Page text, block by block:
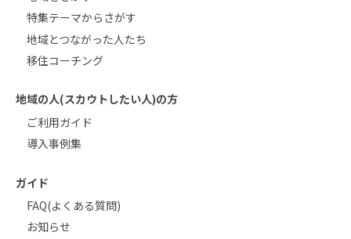
特集テーマからさがす
地域とつながった人たち
移住コーチング
地域の人(スカウトしたい人)の方
ご利用ガイド
導入事例集
ガイド
FAQ(よくある質問)
お知らせ